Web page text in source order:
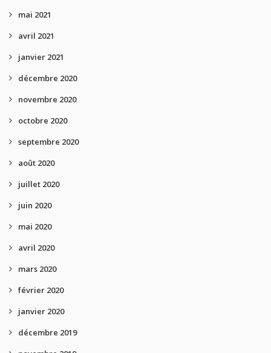
mai 2021
avril 2021
janvier 2021
décembre 2020
novembre 2020
octobre 2020
septembre 2020
août 2020
juillet 2020
juin 2020
mai 2020
avril 2020
mars 2020
février 2020
janvier 2020
décembre 2019